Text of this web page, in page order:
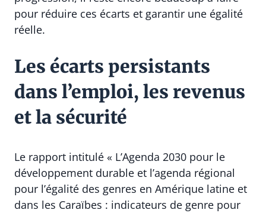
pour réduire ces écarts et garantir une égalité
réelle.
Les écarts persistants
dans l’emploi, les revenus
et la sécurité
Le rapport intitulé « L’Agenda 2030 pour le
développement durable et l’agenda régional
pour l’égalité des genres en Amérique latine et
dans les Caraïbes : indicateurs de genre pour